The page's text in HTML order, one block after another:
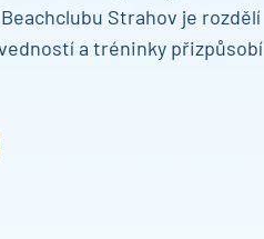
Strahov je rozdělí
a tréninky přizpůsobí